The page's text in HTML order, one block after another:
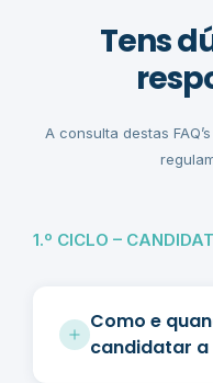
Tens
A consulta destas
1.º CICLO –
Como e
candidatar a